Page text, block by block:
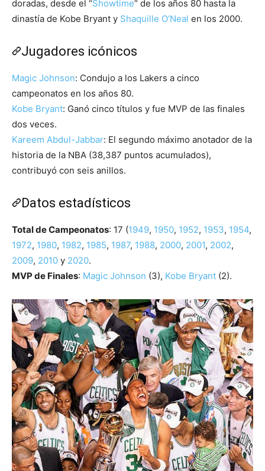
doradas, desde el “Showtime” de los años 80 hasta la
dinastía de Kobe Bryant y Shaquille O’Neal en los 2000.
Jugadores icónicos
Magic Johnson: Condujo a los Lakers a cinco
campeonatos en los años 80.
Kobe Bryant: Ganó cinco títulos y fue MVP de las finales
dos veces.
Kareem Abdul-Jabbar: El segundo máximo anotador de la
historia de la NBA (38,387 puntos acumulados),
contribuyó con seis anillos.
Datos estadísticos
Total de Campeonatos: 17 (1949, 1950, 1952, 1953, 1954,
1972, 1980, 1982, 1985, 1987, 1988, 2000, 2001, 2002,
2009, 2010 y 2020.
MVP de Finales: Magic Johnson (3), Kobe Bryant (2).